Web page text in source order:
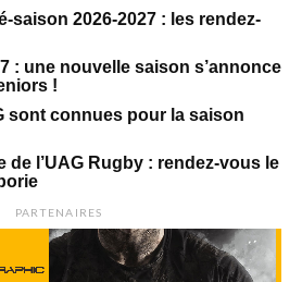
saison 2026-2027 : les rendez-
: une nouvelle saison s’annonce
!
sont connues pour la saison
de l’UAG Rugby : rendez-vous le
PARTENAIRES